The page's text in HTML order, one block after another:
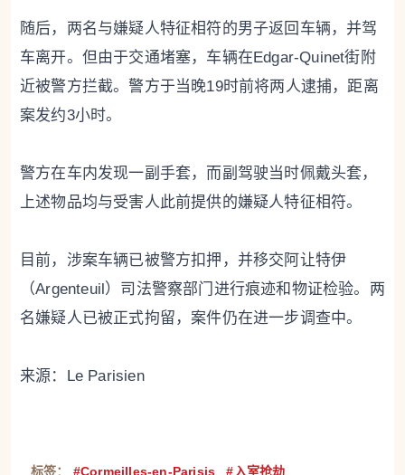
随后，两名与嫌疑人特征相符的男子返回车辆，并驾
车离开。但由于交通堵塞，车辆在Edgar-Quinet街附
近被警方拦截。警方于当晚19时前将两人逮捕，距离
案发约3小时。
警方在车内发现一副手套，而副驾驶当时佩戴头套，
上述物品均与受害人此前提供的嫌疑人特征相符。
目前，涉案车辆已被警方扣押，并移交阿让特伊
（Argenteuil）司法警察部门进行痕迹和物证检验。两
名嫌疑人已被正式拘留，案件仍在进一步调查中。
来源：Le Parisien
标签： #Cormeilles-en-Parisis
#入室抢劫